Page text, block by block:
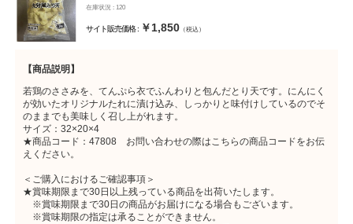
在庫状況 : 120
サイト販売価格 : ￥1,850（税込）
【商品説明】
若鶏のささみを、てんぷら衣でふんわりと包んだとり天です。にんにく
が効いたオリジナルたれに漬け込み、しっかりと味付けしているのでそ
のままでも美味しく召し上がれます。
サイズ：32×20×4
★商品コード：47808 お問い合わせの際はこちらの商品コードをお伝
えください。
＜ご購入におけるご確認事項＞
★賞味期限まで30日以上残っている商品を出荷いたします。
※賞味期限まで30日の商品がお届けになる場合もございます。
※賞味期限の指定は承ることができません。